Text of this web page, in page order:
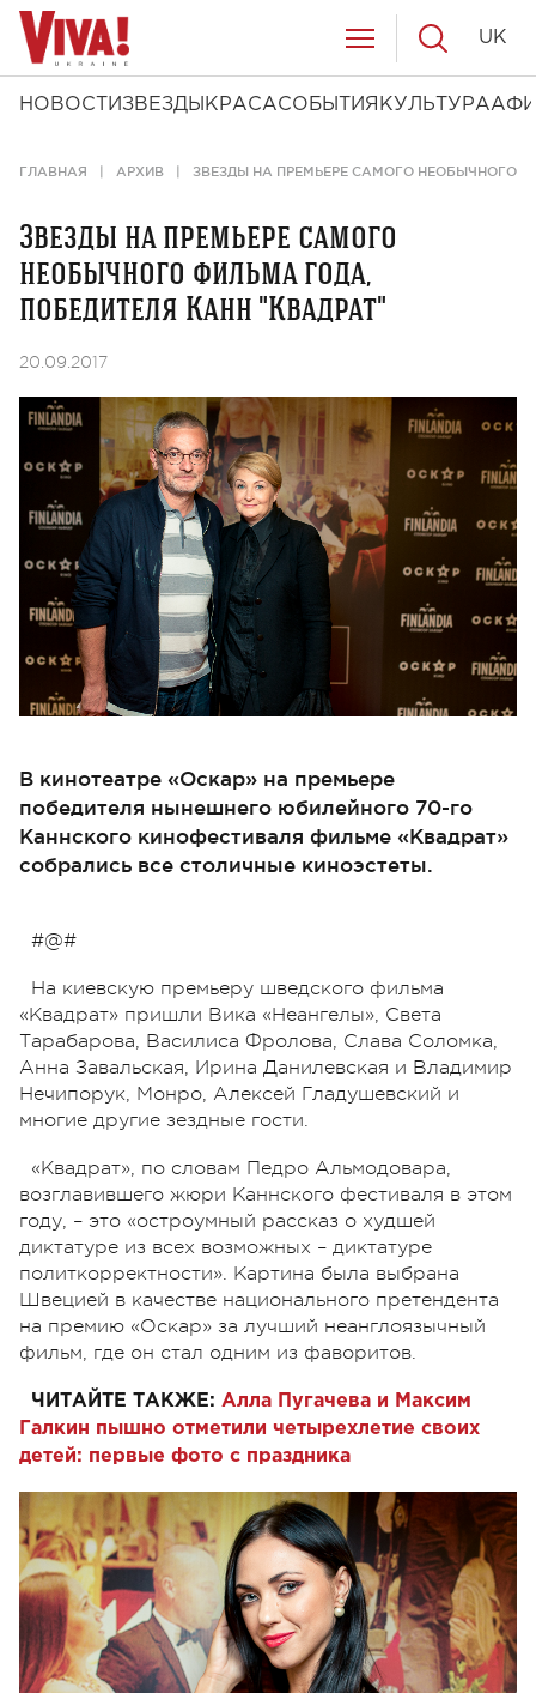
НОВОСТИ ЗВЕЗДЫ КРАСАСОБЫТИЯ КУЛЬТУРА
UK
ГЛАВНАЯ АРХИВ ЗВЕЗДЫ НА ПРЕМЬЕРЕ САМОГО НЕОБЫЧНОГО
Звезды на премьере самого
необычного фильма года,
победителя Канн "Квадрат"
20.09.2017
В кинотеатре «Оскар» на премьере
победителя нынешнего юбилейного 70-го
Каннского кинофестиваля фильме «Квадрат»
собрались все столичные киноэстеты.
#@#
На киевскую премьеру шведского фильма
«Квадрат» пришли Вика «Неангелы», Света
Тарабарова, Василиса Фролова, Слава Соломка,
Анна Завальская, Ирина Данилевская и Владимир
Нечипорук, Монро, Алексей Гладушевский и
многие другие зездные гости.
«Квадрат», по словам Педро Альмодовара,
возглавившего жюри Каннского фестиваля в этом
году, – это «остроумный рассказ о худшей
диктатуре из всех возможных – диктатуре
политкорректности». Картина была выбрана
Швецией в качестве национального претендента
на премию «Оскар» за лучший неанглоязычный
фильм, где он стал одним из фаворитов.
ЧИТАЙТЕ ТАКЖЕ: Алла Пугачева и Максим
Галкин пышно отметили четырехлетие своих
детей: первые фото с праздника